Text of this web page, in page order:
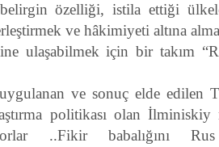
özelliği, istila ettiği
ve hâkimiyeti altına
ulaşabilmek için bir takım
ve sonuç elde edilen
politikası olan
..Fikir babalığını